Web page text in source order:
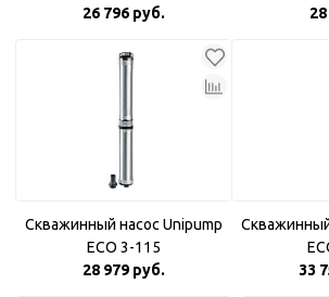
26 796 руб.
Скважинный насос Unipump
ECO 3-115
28 979 руб.
33